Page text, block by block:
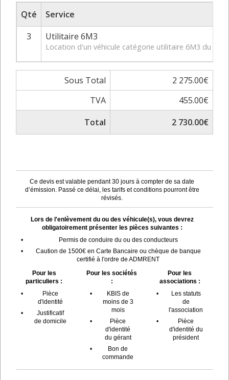
Qté
Service
3
Utilitaire 6M3
Location d'un véhicule catégorie utilitaire 6M3 du 18/
Sous Total
2 275.00€
TVA
455.00€
Total
2 730.00€
Ce devis est valable pendant 30 jours à compter de sa date
d’émission. Passé ce délai, les tarifs et conditions pourront être
révisés.
Lors de l'enlèvement du ou des véhicule(s), vous devrez
obligatoirement présenter les pièces suivantes :
•
Permis de conduire du ou des conducteurs
•
Caution de 1500€ en Carte Bancaire ou chèque de banque
certifié à l'ordre de ADMRENT
Pour les
particuliers :
•
Pièce
d'identité
•
Justificatif
de domicile
Pour les sociétés
:
•
KBIS de
moins de 3
mois
•
Pièce
d'identité
du gérant
•
Bon de
commande
Pour les
associations :
•
Les statuts
de
l'association
•
Pièce
d'identité du
président